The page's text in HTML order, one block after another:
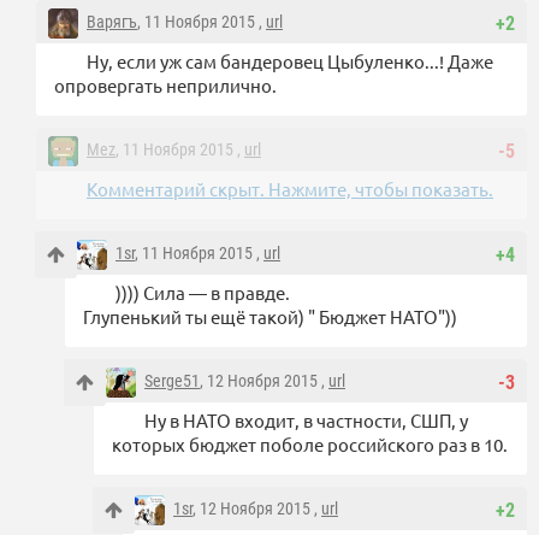
+2
Варягъ, 11 Ноября 2015 , url
Ну, если уж сам бандеровец Цыбуленко...! Даже
опровергать неприлично.
-5
Mez, 11 Ноября 2015 , url
Комментарий скрыт. Нажмите, чтобы показать.
+4
1sr, 11 Ноября 2015 , url
)))) Сила — в правде.
Глупенький ты ещё такой) " Бюджет НАТО"))
-3
Serge51, 12 Ноября 2015 , url
Ну в НАТО входит, в частности, СШП, у
которых бюджет поболе российского раз в 10.
+2
1sr, 12 Ноября 2015 , url